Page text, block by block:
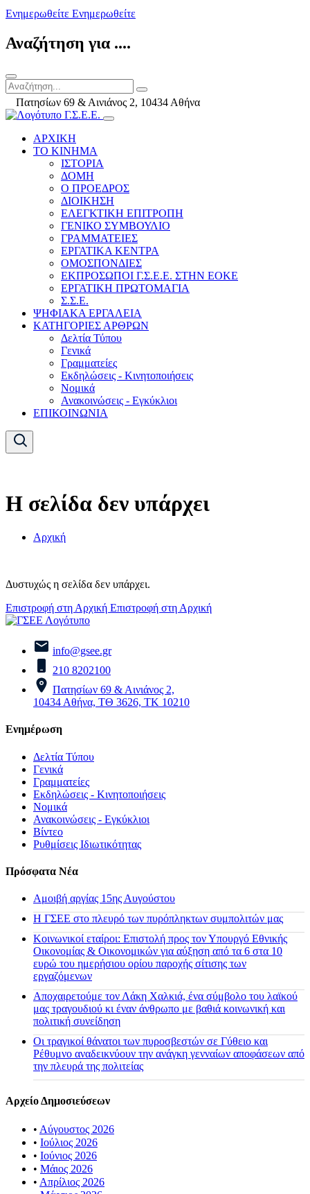
Ενημερωθείτε Ενημερωθείτε
Αναζήτηση για ....
Πατησίων 69 & Αινιάνος 2, 10434 Αθήνα
ΑΡΧΙΚΗ
ΤΟ ΚΙΝΗΜΑ
ΙΣΤΟΡΙΑ
ΔΟΜΗ
Ο ΠΡΟΕΔΡΟΣ
ΔΙΟΙΚΗΣΗ
ΕΛΕΓΚΤΙΚΗ ΕΠΙΤΡΟΠΗ
ΓΕΝΙΚΟ ΣΥΜΒΟΥΛΙΟ
ΓΡΑΜΜΑΤΕΙΕΣ
ΕΡΓΑΤΙΚΑ ΚΕΝΤΡΑ
ΟΜΟΣΠΟΝΔΙΕΣ
ΕΚΠΡΟΣΩΠΟΙ Γ.Σ.Ε.Ε. ΣΤΗΝ ΕΟΚΕ
ΕΡΓΑΤΙΚΗ ΠΡΩΤΟΜΑΓΙΑ
Σ.Σ.Ε.
ΨΗΦΙΑΚΑ ΕΡΓΑΛΕΙΑ
ΚΑΤΗΓΟΡΙΕΣ ΑΡΘΡΩΝ
Δελτία Τύπου
Γενικά
Γραμματείες
Εκδηλώσεις - Κινητοποιήσεις
Νομικά
Ανακοινώσεις - Εγκύκλιοι
ΕΠΙΚΟΙΝΩΝΙΑ
Η σελίδα δεν υπάρχει
Αρχική
Δυστυχώς η σελίδα δεν υπάρχει.
Επιστροφή στη Αρχική Επιστροφή στη Αρχική
info@gsee.gr
210 8202100
Πατησίων 69 & Αινιάνος 2,
10434 Αθήνα, ΤΘ 3626, ΤΚ 10210
Ενημέρωση
Δελτία Τύπου
Γενικά
Γραμματείες
Εκδηλώσεις - Κινητοποιήσεις
Νομικά
Ανακοινώσεις - Εγκύκλιοι
Βίντεο
Ρυθμίσεις Ιδιωτικότητας
Πρόσφατα Νέα
Αμοιβή αργίας 15ης Αυγούστου
H ΓΣΕΕ στο πλευρό των πυρόπληκτων συμπολιτών μας
Κοινωνικοί εταίροι: Επιστολή προς τον Υπουργό Εθνικής
Οικονομίας & Οικονομικών για αύξηση από τα 6 στα 10
ευρώ του ημερήσιου ορίου παροχής σίτισης των
εργαζόμενων
Αποχαιρετούμε τον Λάκη Χαλκιά, ένα σύμβολο του λαϊκού
μας τραγουδιού κι έναν άνθρωπο με βαθιά κοινωνική και
πολιτική συνείδηση
Οι τραγικοί θάνατοι των πυροσβεστών σε Γύθειο και
Ρέθυμνο αναδεικνύουν την ανάγκη γενναίων αποφάσεων από
την πλευρά της πολιτείας
Αρχείο Δημοσιεύσεων
• Αύγουστος 2026
• Ιούλιος 2026
• Ιούνιος 2026
• Μάιος 2026
• Απρίλιος 2026